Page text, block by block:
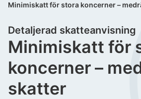
Minimiskatt för stora koncerner –
Minimiskatt för
koncerner –
skatter
Detaljerad skatteanvisning